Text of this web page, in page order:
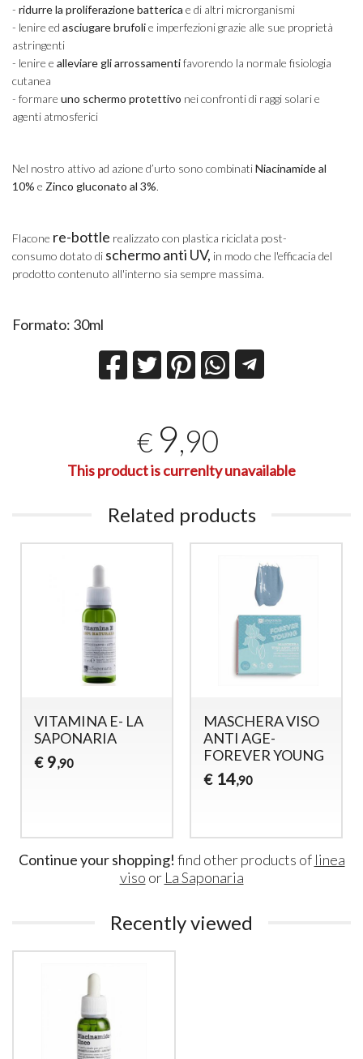
-ridurre la proliferazione batterica e di altri microrganismi
- lenire edasciugare brufolie imperfezioni grazie alle sue proprietà
astringenti
- lenire ealleviare gli arrossamentifavorendo la normale fisiologia
cutanea
- formareuno schermo protettivo nei confronti di raggi solari e
agenti atmosferici
Nel nostro attivo ad azione d’urto sono combinatiNiacinamide al
10% e Zinco gluconato al 3%.
Flacone re-bottle realizzato con plastica riciclata post-
consumo dotato di schermo anti UV, in modo che l'efficacia del
prodotto contenuto all'interno sia sempre massima.
Formato: 30ml
€ 9,90
This product is currenlty unavailable
Related products
VITAMINA E- LA
SAPONARIA
€ 9,90
MASCHERA VISO
ANTI AGE-
FOREVER YOUNG
€ 14,90
Continue your shopping! find other products of linea
viso or La Saponaria
Recently viewed